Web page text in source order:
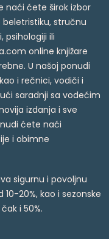
naći ćete širok izbor
beletristiku, stručnu
psihologiji ili
online knjižare
U našoj ponudi
i rečnici, vodiči i
saradnji sa vodećim
izdanja i sve
ćete naći
i obimne
sigurnu i povoljnu
20%, kao i sezonske
i 50%.